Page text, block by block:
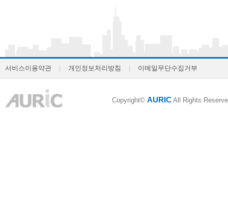
서비스이용약관 개인정보처리방침 이메일무단수집거부
Copyright© AURIC All Rights